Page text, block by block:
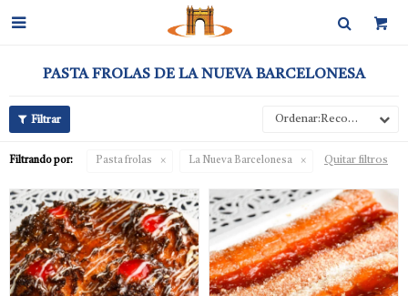

PASTA FROLAS DE LA NUEVA BARCELONESA
Recomendados
Filtrando por: Pasta frolas La Nueva Barcelonesa Quitar filtros